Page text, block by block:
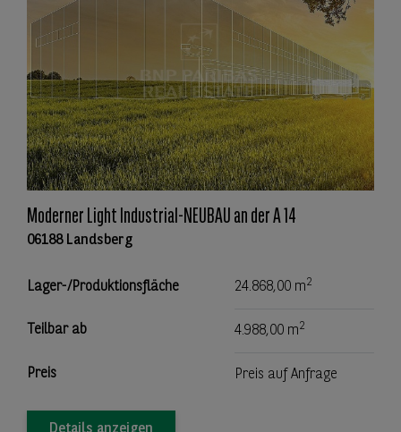
Moderner Light Industrial-NEUBAU an der A 14
06188 Landsberg
Lager-/Produktionsfläche 24.868,00 m2
Teilbar ab 4.988,00 m2
Preis Preis auf Anfrage